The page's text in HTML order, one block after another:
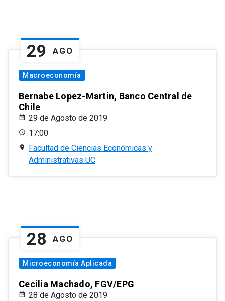
29 AGO
Macroeconomía
Bernabe Lopez-Martin, Banco Central de
Chile
29 de Agosto de 2019
17:00
Facultad de Ciencias Económicas y
Administrativas UC
28 AGO
Microeconomía Aplicada
Cecilia Machado, FGV/EPG
28 de Agosto de 2019